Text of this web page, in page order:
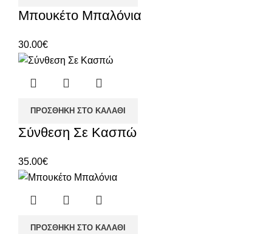
Μπουκέτο Μπαλόνια
30.00€
ΠΡΟΣΘΉΚΗ ΣΤΟ ΚΑΛΆΘΙ
Σύνθεση Σε Κασπώ
35.00€
ΠΡΟΣΘΉΚΗ ΣΤΟ ΚΑΛΆΘΙ